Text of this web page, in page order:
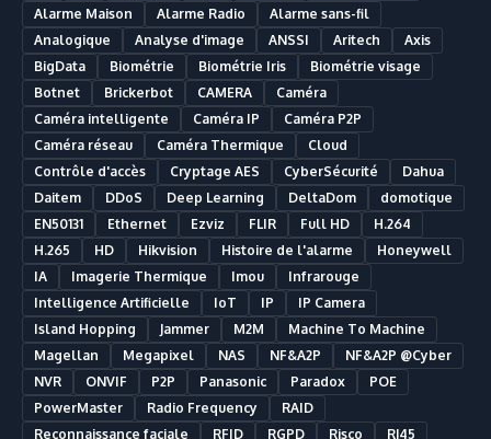
Alarme Maison
Alarme Radio
Alarme sans-fil
Analogique
Analyse d'image ANSSI Aritech
Axis
BigData
Biométrie Biométrie Iris
Biométrie visage
Botnet
Brickerbot CAMERA
Caméra
Caméra intelligente
Caméra IP
Caméra P2P
Caméra réseau
Caméra Thermique
Cloud
Contrôle d'accès
Cryptage AES CyberSécurité
Dahua
Daitem
DDoS Deep Learning DeltaDom
domotique
EN50131
Ethernet Ezviz FLIR Full HD
H.264
H.265
HD Hikvision Histoire de l'alarme
Honeywell
IA
Imagerie Thermique Imou
Infrarouge
Intelligence Artificielle
IoT IP
IP Camera
Island Hopping
Jammer M2M
Machine To Machine
Magellan
Megapixel NAS NF&A2P
NF&A2P @Cyber
NVR
ONVIF P2P Panasonic Paradox
POE
PowerMaster
Radio Frequency
RAID
Reconnaissance faciale
RFID RGPD Risco RJ45